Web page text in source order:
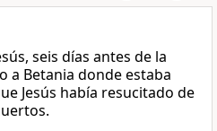
seis días antes de la
a Betania donde estaba
Jesús había resucitado de